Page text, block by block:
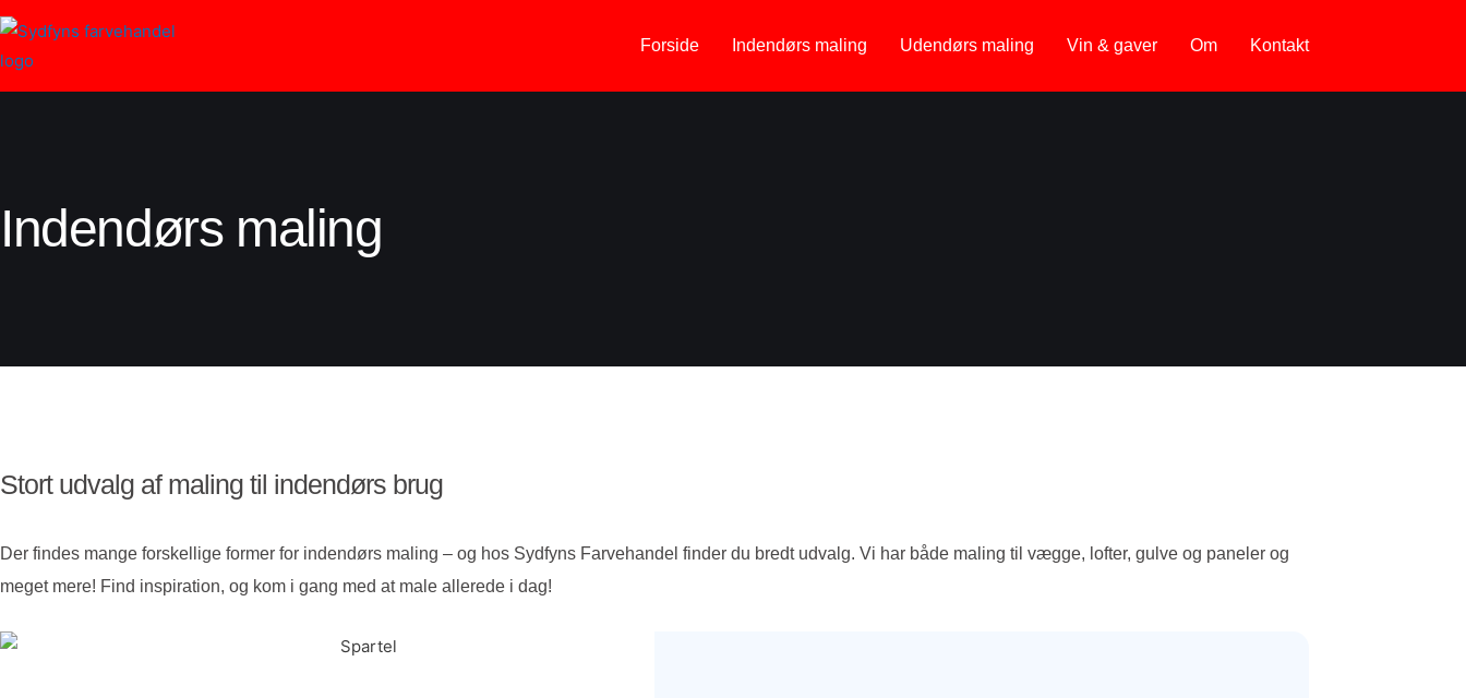
Forside Indendørs maling Udendørs maling Vin & gaver Om Kontakt
Indendørs maling
Stort udvalg af maling til indendørs brug
Der findes mange forskellige former for indendørs maling – og hos Sydfyns Farvehandel finder du bredt udvalg. Vi har både maling til vægge, lofter, gulve og paneler og
meget mere! Find inspiration, og kom i gang med at male allerede i dag!